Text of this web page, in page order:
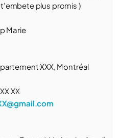
plus promis )
Marie
XXX, Montréal
XX